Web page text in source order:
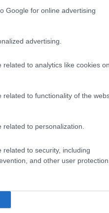
Google for online advertising
advertising.
to analytics like cookies on
to functionality of the
to personalization.
to security, including
and other user protection.
Nincs szükség
pontosan
elvárások
olyan szigeteket,
el.
Az új modell
Ahogy az Euronews
többen keresnek